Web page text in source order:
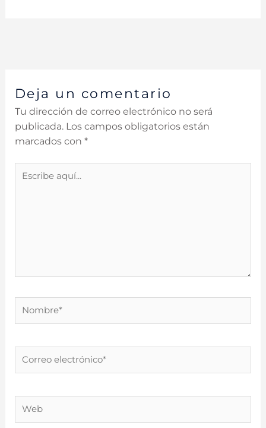
Deja un comentario
Tu dirección de correo electrónico no será
publicada. Los campos obligatorios están
marcados con *
Escribe
Nombre*
Correo
Web